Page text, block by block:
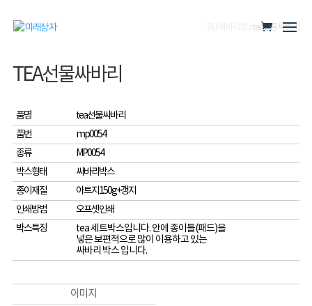
/ / tea선물싸바리
TEA선물싸바리
품명
tea선물싸바리
품번
mp0054
종류
MP0054
박스형태
싸바리박스
종이재질
아트지150g+갱지
인쇄방법
오프셋인쇄
박스특징
tea 세트박스입니다. 안에 종이틀(패드)을
넣은 보편적으로 많이 이용하고 있는
싸바리 박스 입니다.
이미지